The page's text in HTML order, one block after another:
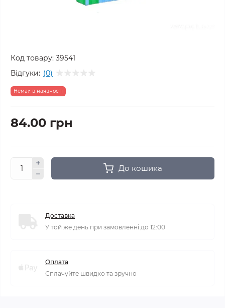
Код товару: 39541
Відгуки: (0)
Немає в наявності
84.00 грн
До кошика
Доставка
У той же день при замовленні до 12:00
Оплата
Сплачуйте швидко та зручно